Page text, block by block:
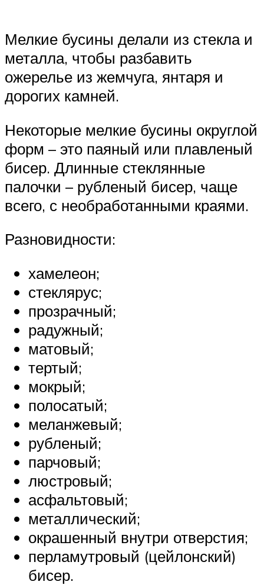
Мелкие бусины делали из стекла и
металла, чтобы разбавить
ожерелье из жемчуга, янтаря и
дорогих камней.
Некоторые мелкие бусины округлой
форм – это паяный или плавленый
бисер. Длинные стеклянные
палочки – рубленый бисер, чаще
всего, с необработанными краями.
Разновидности:
хамелеон;
стеклярус;
прозрачный;
радужный;
матовый;
тертый;
мокрый;
полосатый;
меланжевый;
рубленый;
парчовый;
люстровый;
асфальтовый;
металлический;
окрашенный внутри отверстия;
перламутровый (цейлонский)
бисер.